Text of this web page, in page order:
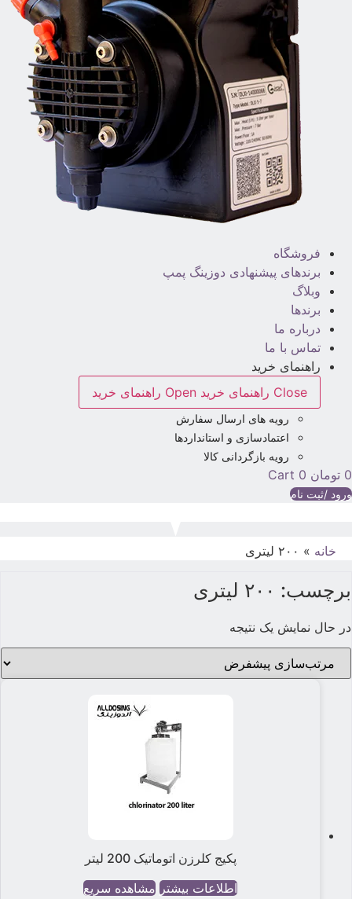
فروشگاه
برندهای پیشنهادی دوزینگ پمپ
وبلاگ
برندها
درباره ما
تماس با ما
راهنمای خرید
Close راهنمای خرید
Open راهنمای خرید
رویه های ارسال سفارش
اعتمادسازی و استانداردها
رویه بازگردانی کالا
0 تومان 0
Cart
ورود /ثبت نام
خانه » ۲۰۰ لیتری
برچسب: ۲۰۰ لیتری
در حال نمایش یک نتیجه
پکیج کلرزن اتوماتیک 200 لیتر
اطلاعات بیشتر مشاهده سریع